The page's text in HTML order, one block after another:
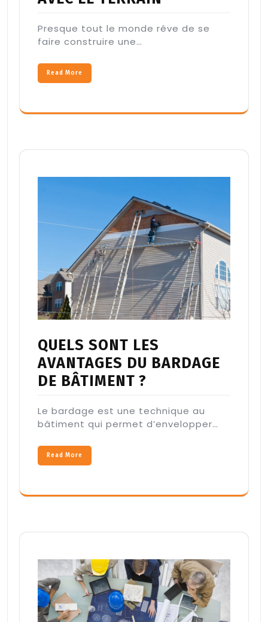
Presque tout le monde rêve de se
faire construire une…
Read More
QUELS SONT LES
AVANTAGES DU BARDAGE
DE BÂTIMENT ?
Le bardage est une technique au
bâtiment qui permet d’envelopper…
Read More